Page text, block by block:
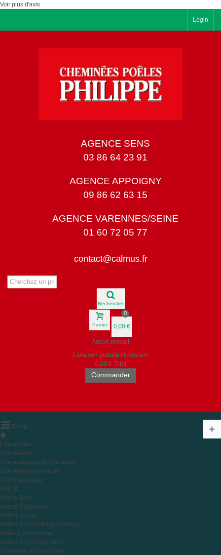
Voir plus d'avis
Login
AGENCE SENS
03 86 64 23 91
AGENCE APPOIGNY
09 86 62 63 15
AGENCE VARENNES/SEINE
01 60 72 05 77
contact@calmus.fr
Rechercher
Panier
0
0,00 €
Aucun produit
Livraison gratuite ! Livraison
0,00 € Total
Commander
Menu
L'entreprise
Cheminées
Cheminées contemporaines
Cheminées classiques
Cheminées gaz
Inserts
Inserts Bois
Inserts à granulés
Poêles à bois
Poêles à bois Philippe Design
Poêle à bois Godin
Poêles à bois étanches
Cuisinière à bois Godin